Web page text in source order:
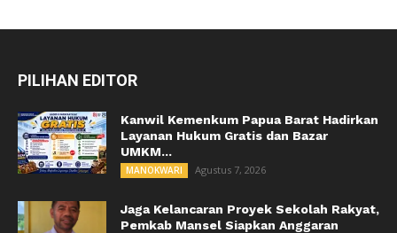
PILIHAN EDITOR
Kanwil Kemenkum Papua Barat Hadirkan
Layanan Hukum Gratis dan Bazar
UMKM...
MANOKWARI Agustus 7, 2026
Jaga Kelancaran Proyek Sekolah Rakyat,
Pemkab Mansel Siapkan Anggaran